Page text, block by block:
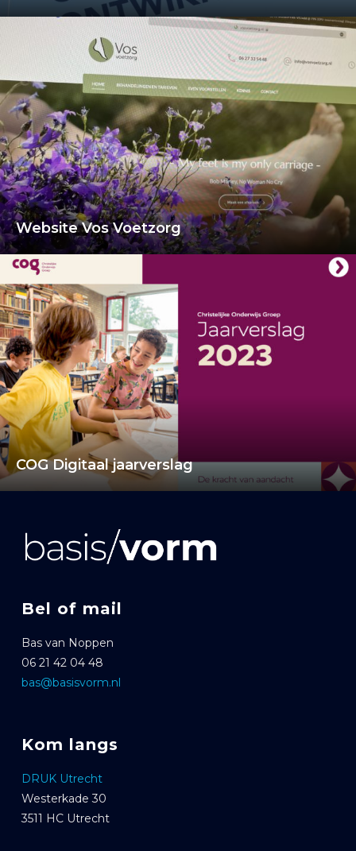
Website Vos Voetzorg
COG Digitaal jaarverslag
Bel of mail
Bas van Noppen
06 21 42 04 48
bas@basisvorm.nl
Kom langs
DRUK Utrecht
Westerkade 30
3511 HC Utrecht